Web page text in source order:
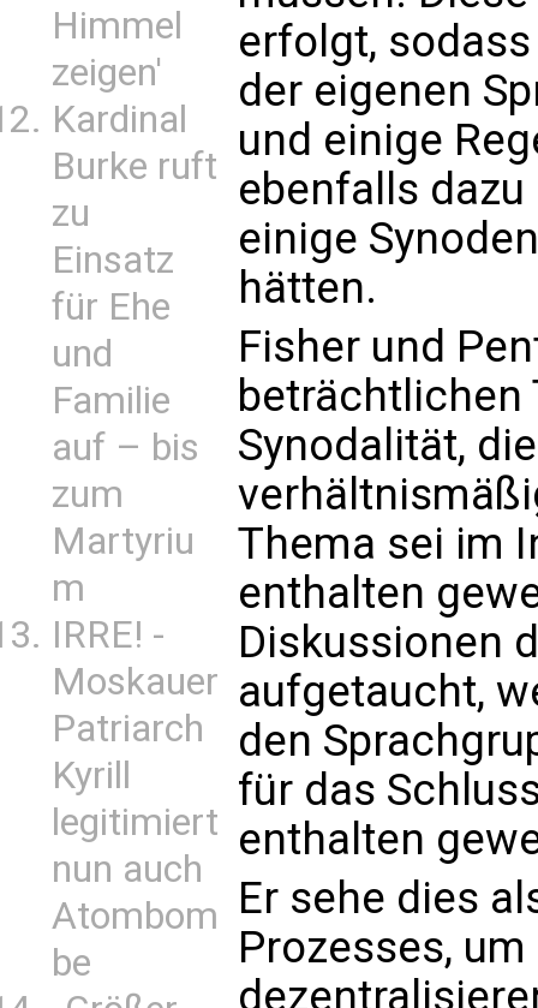
Himmel
zeigen'
Kardinal
Burke ruft
zu
Einsatz
für Ehe
und
Familie
auf – bis
zum
Martyriu
m
IRRE! -
Moskauer
Patriarch
Kyrill
legitimiert
nun auch
Atombom
be
erfolgt,
der eigenen
und einige
ebenfalls
einige
hätten.
Fisher und
beträchtlichen
Synodalität,
Thema sei im
enthalten
Diskussionen
aufgetaucht,
den
für das
enthalten
Er sehe dies
Prozesses,